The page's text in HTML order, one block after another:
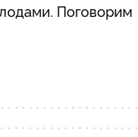
Поговорим